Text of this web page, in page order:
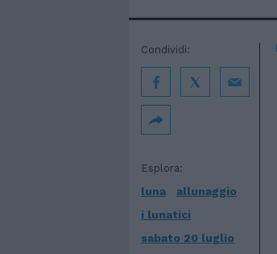
Esplora:
luna
allunaggio
i lunatici
sabato 20 luglio
Condividi: